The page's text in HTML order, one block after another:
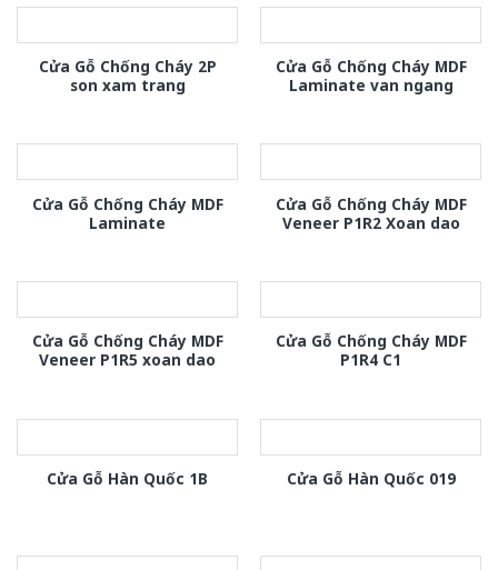
Cửa Gỗ Chống Cháy 2P
son xam trang
Cửa Gỗ Chống Cháy MDF
Laminate van ngang
Cửa Gỗ Chống Cháy MDF
Laminate
Cửa Gỗ Chống Cháy MDF
Veneer P1R2 Xoan dao
Cửa Gỗ Chống Cháy MDF
Veneer P1R5 xoan dao
Cửa Gỗ Chống Cháy MDF
P1R4 C1
Cửa Gỗ Hàn Quốc 1B Cửa Gỗ Hàn Quốc 019